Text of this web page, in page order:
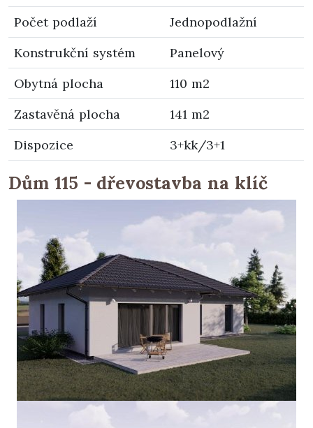
Počet podlaží
Jednopodlažní
Konstrukční systém
Panelový
Obytná plocha
110 m2
Zastavěná plocha
141 m2
Dispozice
3+kk/3+1
Dům 115 - dřevostavba na klíč